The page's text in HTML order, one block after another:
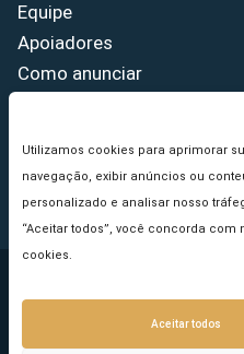
Utilizamos cookies para aprimorar
navegação, exibir anúncios ou
personalizado e analisar nosso
“Aceitar todos”, você concorda com
cookies.
Aceitar todos
Equipe
Apoiadores
Como anunciar
Princípios Editoriais
Copyright © 2026 -